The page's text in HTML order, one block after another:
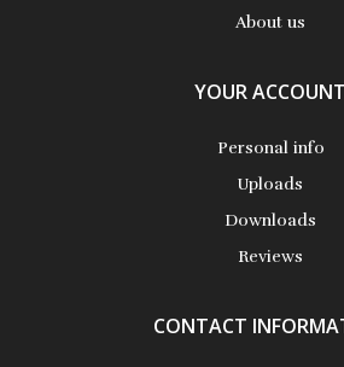
About us
YOUR ACCOUNT
Personal info
Uploads
Downloads
Reviews
CONTACT